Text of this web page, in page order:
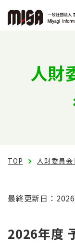
人財
TOP 人財委員会
最終更新日：
2026年度